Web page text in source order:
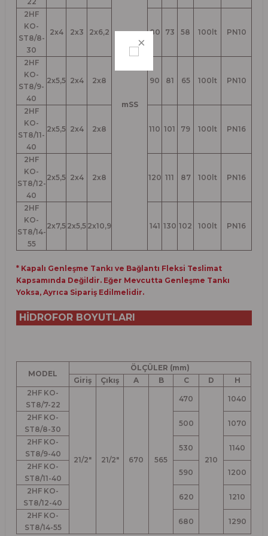
mSS
2HF
KO-
ST8/8-
30
2x4 2x3 2x6,2 80 73 58 100lt PN10
2HF
KO-
ST8/9-
40
2x5,5 2x4 2x8 90 81 65 100lt PN10
2HF
KO-
ST8/11-
40
2x5,5 2x4 2x8 110 101 79 100lt PN16
2HF
KO-
ST8/12-
40
2x5,5 2x4 2x8 120 111 87 100lt PN16
2HF
KO-
ST8/14-
55
2x7,5 2x5,5 2x10,9 141 130 102 100lt PN16
* Kapalı Genleşme Tankı ve Bağlantı Fleksi Teslimat
Kapsamında Değildir. Eğer Mevcutta Genleşme Tankı
Yoksa, Ayrıca Sipariş Edilmelidir.
HİDROFOR BOYUTLARI
MODEL
ÖLÇÜLER (mm)
Giriş
Çıkış A B C D
H
2HF KO-
ST8/7-22
21/2" 21/2" 670 565
470
210
1040
2HF KO-
ST8/8-30
500 1070
2HF KO-
ST8/9-40
530 1140
2HF KO-
ST8/11-40
590 1200
2HF KO-
ST8/12-40
620 1210
2HF KO-
ST8/14-55
680 1290